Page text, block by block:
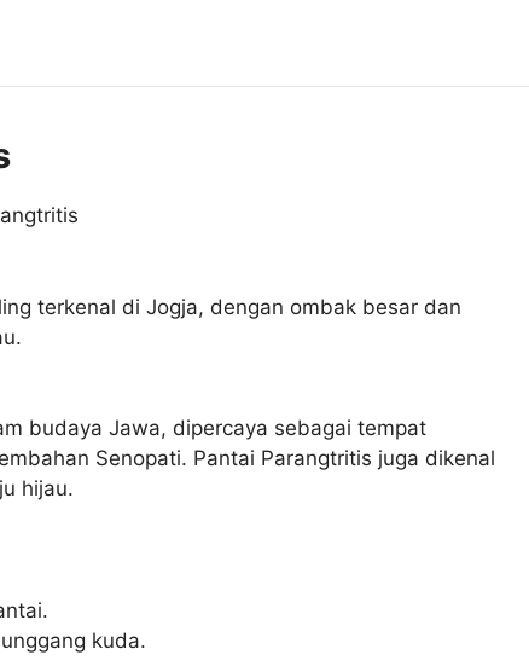
terkenal di Jogja, dengan ombak besar dan
budaya Jawa, dipercaya sebagai tempat
Senopati. Pantai Parangtritis juga dikenal
hijau.
kuda.